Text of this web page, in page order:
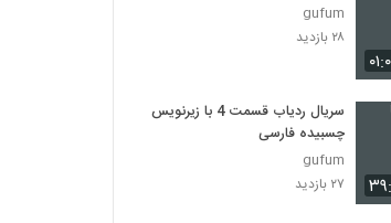
gufum
۲۸ بازدید
سریال ردیاب قسمت 4 با زیرنویس
چسبیده فارسی
gufum
۲۷ بازدید